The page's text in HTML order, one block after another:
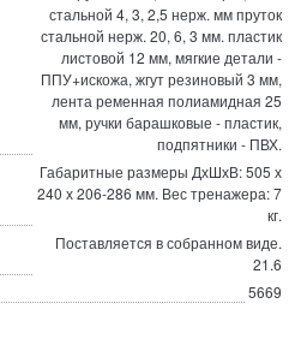
стальной 4, 3, 2,5 нерж. мм пруток
стальной нерж. 20, 6, 3 мм. пластик
листовой 12 мм, мягкие детали -
ППУ+искожа, жгут резиновый 3 мм,
лента ременная полиамидная 25
мм, ручки барашковые - пластик,
подпятники - ПВХ.
Габаритные размеры ДхШхВ: 505 х
240 х 206-286 мм. Вес тренажера: 7
кг.
Поставляется в собранном виде.
21.6
5669